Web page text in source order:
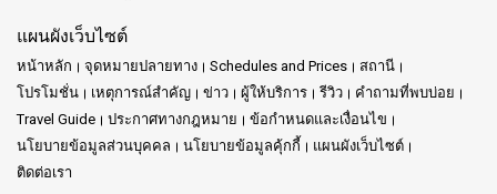
แผนผังเว็บไซต์
หน้าหลัก จุดหมายปลายทาง Schedules and Prices
สถานี
โปรโมชั่น
เหตุการณ์สำคัญ ข่าว ผู้ให้บริการ รีวิว
คำถามที่พบบ่อย
Travel Guide
ประกาศทางกฎหมาย
ข้อกำหนดและเงื่อนไข
นโยบายข้อมูลส่วนบุคคล
นโยบายข้อมูลคุ้กกี้
แผนผังเว็บไซต์
ติดต่อเรา